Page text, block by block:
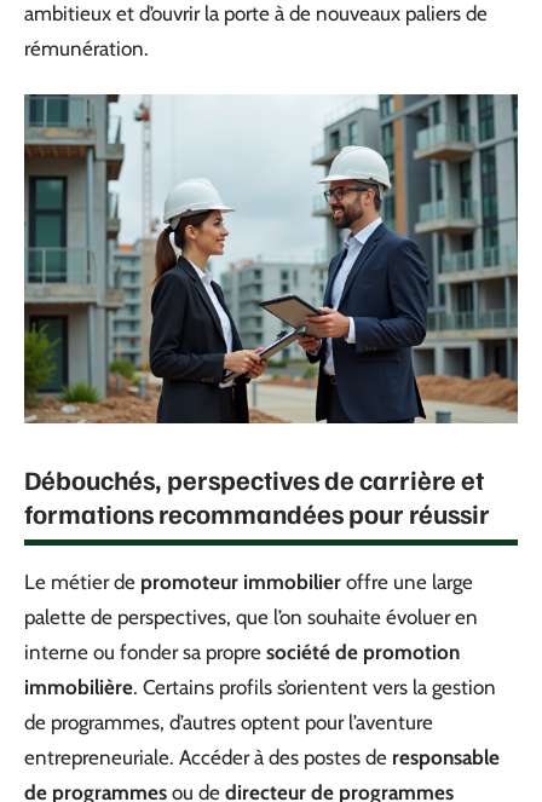
ambitieux et d’ouvrir la porte à de nouveaux paliers de
rémunération.
Débouchés, perspectives de carrière et
formations recommandées pour réussir
Le métier de promoteur immobilier offre une large
palette de perspectives, que l’on souhaite évoluer en
interne ou fonder sa propre société de promotion
immobilière. Certains profils s’orientent vers la gestion
de programmes, d’autres optent pour l’aventure
entrepreneuriale. Accéder à des postes de responsable
de programmes ou de directeur de programmes